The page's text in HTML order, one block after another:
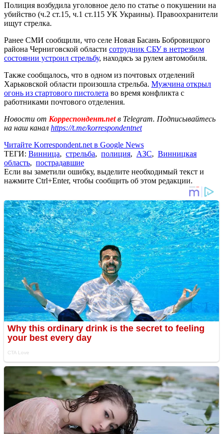
Полиция возбудила уголовное дело по статье о покушении на
убийство (ч.2 ст.15, ч.1 ст.115 УК Украины). Правоохранители
ищут стрелка.
Ранее СМИ сообщили, что селе Новая Басань Бобровицкого
района Черниговской области сотрудник СБУ в нетрезвом
состоянии устроил стрельбу, находясь за рулем автомобиля.
Также сообщалось, что в одном из почтовых отделений
Харьковской области произошла стрельба. Мужчина открыл
огонь из стартового пистолета во время конфликта с
работниками почтового отделения.
Новости от Корреспондент.netв Telegram. Подписывайтесь
на наш канал https://t.me/korrespondentnet
Читайте Korrespondent.net в Google News
ТЕГИ: Винница, стрельба, полиция, АЗС, Винницкая
область, пострадавшие
Если вы заметили ошибку, выделите необходимый текст и
нажмите Ctrl+Enter, чтобы сообщить об этом редакции.